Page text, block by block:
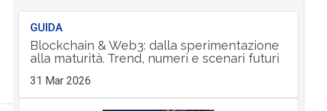
GUIDA
Blockchain & Web3: dalla sperimentazione
alla maturità. Trend, numeri e scenari futuri
31 Mar 2026